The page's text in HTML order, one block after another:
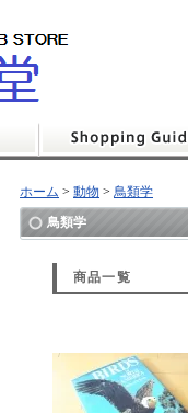
ホーム > 動物 > 鳥類学
鳥類学
商品一覧